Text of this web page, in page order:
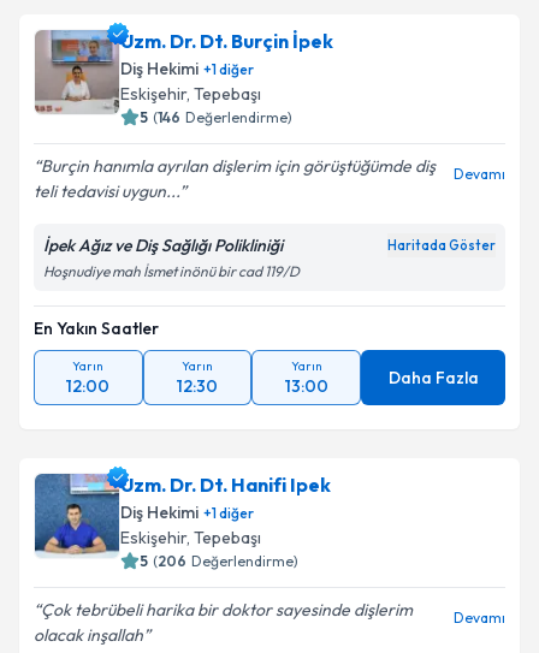
Uzm. Dr. Dt. Burçin İpek
Diş Hekimi +1diğer
Eskişehir, Tepebaşı
5 (146 Değerlendirme)
Burçin hanımla ayrılan dişlerim için görüştüğümde diş
teli tedavisi uygun...
Devamı
İpek Ağız ve Diş Sağlığı Polikliniği Haritada Göster
Hoşnudiye mah İsmet inönü bir cad 119/D
En Yakın Saatler
Yarın
12:00
Yarın
12:30
Yarın
13:00 Daha Fazla
Uzm. Dr. Dt. Hanifi Ipek
Diş Hekimi +1diğer
Eskişehir, Tepebaşı
5 (206 Değerlendirme)
Çok tebrübeli harika bir doktor sayesinde dişlerim
olacak inşallah
Devamı